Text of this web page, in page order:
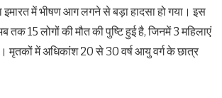
इमारत में भीषण आग लगने से बड़ा हादसा हो गया। इस
तक 15 लोगों की मौत की पुष्टि हुई है, जिनमें 3 महिलाएं
मृतकों में अधिकांश 20 से 30 वर्ष आयु वर्ग के छात्र